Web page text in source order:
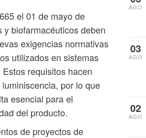
el 01 de mayo de
biofarmacéuticos deben
exigencias normativas
utilizados en sistemas
requisitos hacen
por lo que
esencial para el
del producto.
de proyectos de
AGO
03
AGO
02
AGO